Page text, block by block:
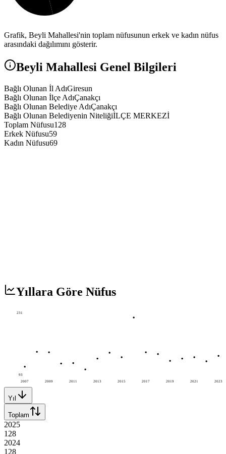
Grafik, Beyli Mahallesi'nin toplam nüfusunun erkek ve kadın nüfus
arasındaki dağılımını gösterir.
Beyli Mahallesi Genel Bilgileri
Bağlı Olunan İl AdıGiresun
Bağlı Olunan İlçe AdıÇanakçı
Bağlı Olunan Belediye AdıÇanakçı
Bağlı Olunan Belediyenin NiteliğiİLÇE MERKEZİ
Toplam Nüfusu128
Erkek Nüfusu59
Kadın Nüfusu69
Yıllara Göre Nüfus
2007 2009 2011 2013 2015 2017 2019 2021 2023
231
93
Yıl
Toplam
2025
128
2024
128